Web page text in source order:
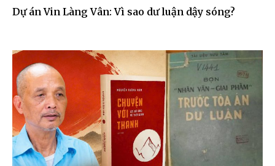
Dự án Vin Làng Vân: Vì sao dư luận dậy sóng?